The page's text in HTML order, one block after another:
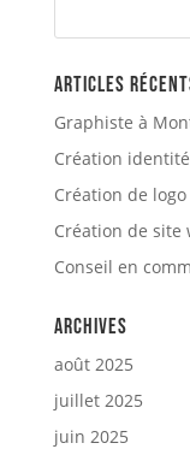
Articles
Graphiste à
Création
Création de
Création de
Conseil en
Archives
août 2025
juillet 2025
juin 2025